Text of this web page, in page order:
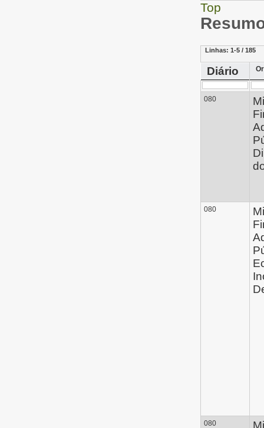
Top
Linhas: 1-5 / 185
Diário
080
080
080